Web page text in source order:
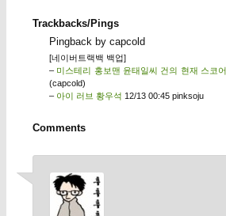
Trackbacks/Pings
Pingback by capcold
[네이버트랙백 백업]
– 미스테리 홍보맨 윤태일씨 건의 현재 스코어.
(capcold)
– 아이 러브 황우석 12/13 00:45 pinksoju
Comments